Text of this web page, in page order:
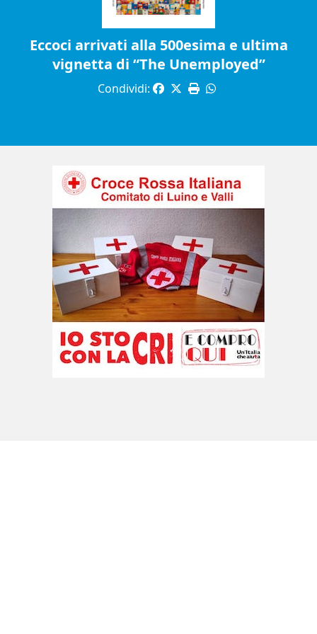
Eccoci arrivati alla 500esima e ultima
vignetta di “The Unemployed”
Condividi: